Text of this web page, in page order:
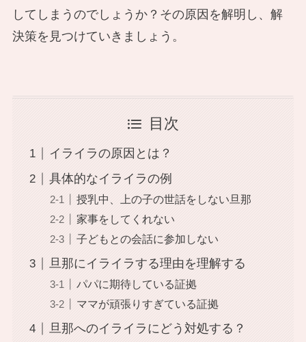
してしまうのでしょうか？その原因を解明し、解
決策を見つけていきましょう。
目次
イライラの原因とは？
具体的なイライラの例
授乳中、上の子の世話をしない旦那
家事をしてくれない
子どもとの会話に参加しない
旦那にイライラする理由を理解する
パパに期待している証拠
ママが頑張りすぎている証拠
旦那へのイライラにどう対処する？